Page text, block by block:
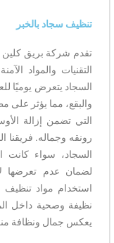
تنظيف سجاد بالخبر
تقدم شركة بريق كلين
التقنيات والمواد
السجاد يتعرض يوميًا
والبقع، مما يؤثر على
التي تضمن إزالة
رونقه وجماله.
السجاد، سواء كانت
لضمان عدم تعرضها
استخدام مواد تنظيف
نظيفة وصحية داخل
يعكس جمال ونظافة